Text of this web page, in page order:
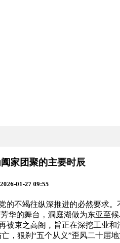
家团聚的主要时辰
01-27 09:55
竭往纵深推进的必然要求。
的舞台，洞庭湖做为东亚至
束之高阁，旨正在深挖工业
，狠刹“五个从义”歪风二十届